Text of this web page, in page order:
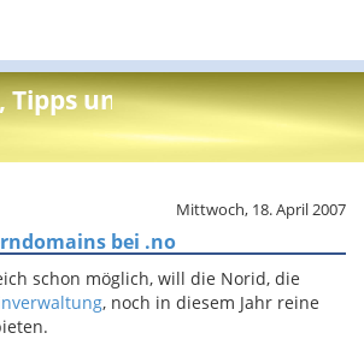
Tipps und Info
Mittwoch, 18. April 2007
bei .no
schon möglich, will die Norid, die
, noch in diesem Jahr reine